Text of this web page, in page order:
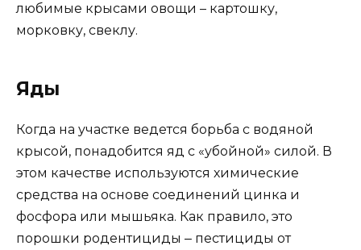
любимые крысами овощи – картошку,
морковку, свеклу.
Яды
Когда на участке ведется борьба с водяной
крысой, понадобится яд с «убойной» силой. В
этом качестве используются химические
средства на основе соединений цинка и
фосфора или мышьяка. Как правило, это
порошки родентициды ‒ пестициды от